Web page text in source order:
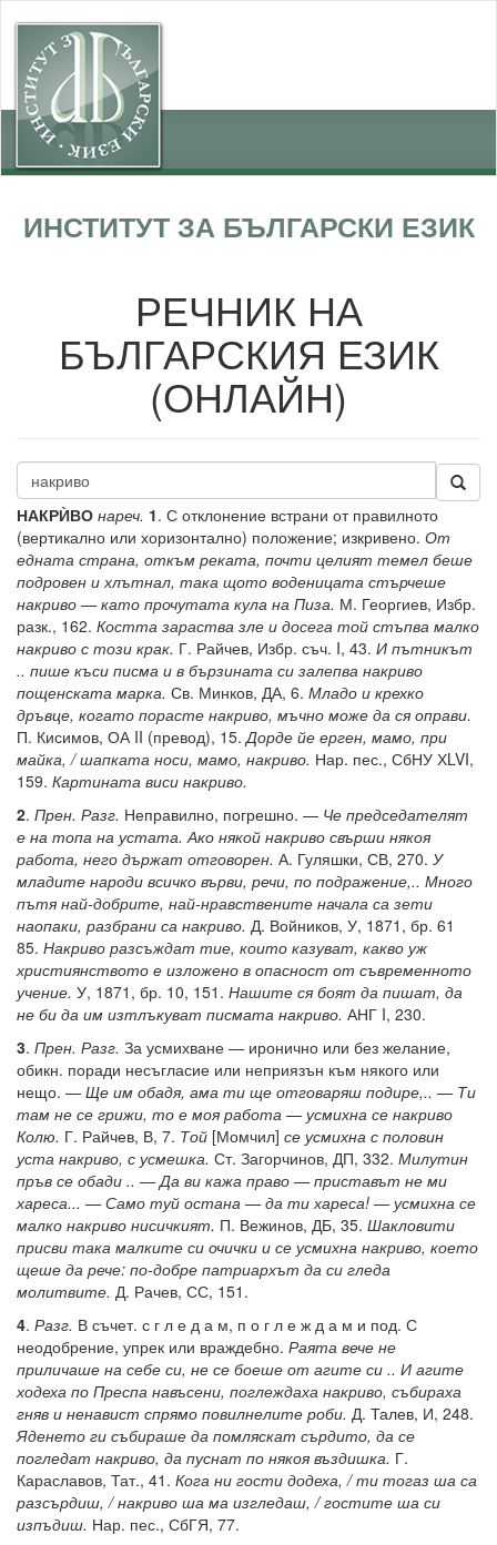
ИНСТИТУТ ЗА БЪЛГАРСКИ ЕЗИК
РЕЧНИК НА
БЪЛГАРСКИЯ ЕЗИК
(ОНЛАЙН)
НАКРЍВО нареч. 1. С отклонение встрани от правилното
(вертикално или хоризонтално) положение; изкривено. От
едната страна, откъм реката, почти целият темел беше
подровен и хлътнал, така щото воденицата стърчеше
накриво — като прочутата кула на Пиза. М. Георгиев, Избр.
разк., 162. Костта зараства зле и досега той стъпва малко
накриво с този крак. Г. Райчев, Избр. съч. I, 43. И пътникът
.. пише къси писма и в бързината си залепва накриво
пощенската марка. Св. Минков, ДА, 6. Младо и крехко
дръвце, когато порасте накриво, мъчно може да ся оправи.
П. Кисимов, ОА II (превод), 15.Дорде йе ерген, мамо, при
майка, / шапката носи, мамо, накриво. Нар. пес., СбНУ ХLVI,
159. Картината виси накриво.
2. Прен. Разг. Неправилно, погрешно. — Че председателят
е на топа на устата. Ако някой накриво свърши някоя
работа, него държат отговорен. А. Гуляшки, СВ, 270. У
младите народи всичко върви, речи, по подражение,.. Много
пътя най-добрите, най-нравствените начала са зети
наопаки, разбрани са накриво. Д. Войников, У, 1871, бр. 61
85. Накриво разсъждат тие, които казуват, какво уж
християнството е изложено в опасност от съвременното
учение. У, 1871, бр. 10, 151. Нашите ся боят да пишат, да
не би да им изтлъкуват писмата накриво. АНГ I, 230.
3. Прен. Разг. За усмихване — иронично или без желание,
обикн. поради несъгласие или неприязън към някого или
нещо. — Ще им обадя, ама ти ще отговаряш подире,.. — Ти
там не се грижи, то е моя работа — усмихна се накриво
Колю. Г. Райчев, В, 7. Той [Момчил] се усмихна с половин
уста накриво, с усмешка. Ст. Загорчинов, ДП, 332. Милутин
пръв се обади .. — Да ви кажа право — приставът не ми
хареса... — Само туй остана — да ти хареса! — усмихна се
малко накриво нисичкият. П. Вежинов, ДБ, 35. Шакловити
присви така малките си очички и се усмихна накриво, което
щеше да рече: по-добре патриархът да си гледа
молитвите. Д. Рачев, СС, 151.
4. Разг. В съчет. с г л е д а м, п о г л е ж д а м и под. С
неодобрение, упрек или враждебно. Раята вече не
приличаше на себе си, не се боеше от агите си .. И агите
ходеха по Преспа навъсени, поглеждаха накриво, събираха
гняв и ненавист спрямо повилнелите роби. Д. Талев, И, 248.
Яденето ги събираше да помляскат сърдито, да се
погледат накриво, да пуснат по някоя въздишка. Г.
Караславов, Тат., 41. Кога ни гости додеха, / ти тогаз ша са
разсърдиш, / накриво ша ма изгледаш, / гостите ша си
изпъдиш. Нар. пес., СбГЯ, 77.